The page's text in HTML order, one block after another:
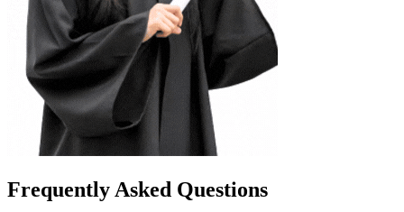
Frequently Asked Questions